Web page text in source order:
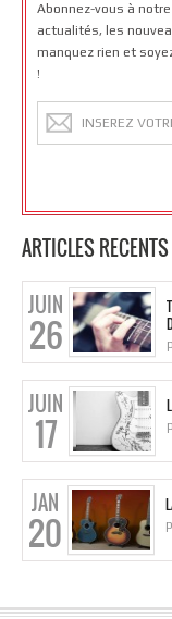
Abonnez-vous à
actualités, les
manquez rien et
!
ARTICLES RECENTS
JUIN
26
JUIN
17
JAN
20